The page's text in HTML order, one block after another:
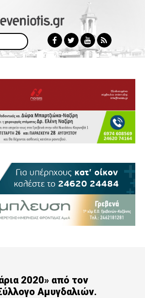
2020» από τον
Αμυγδαλιών.